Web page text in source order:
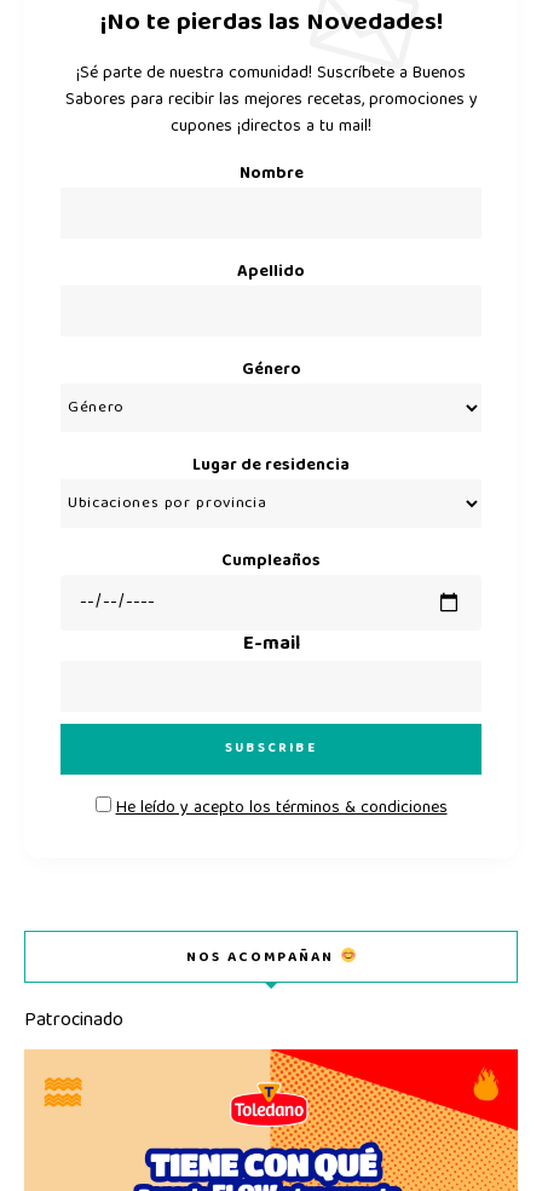
¡No te pierdas las Novedades!
¡Sé parte de nuestra comunidad! Suscríbete a Buenos
Sabores para recibir las mejores recetas, promociones y
cupones ¡directos a tu mail!
Nombre
Apellido
Género
Lugar de residencia
Cumpleaños
E-mail
He leído y acepto los términos & condiciones
NOS ACOMPAÑAN
Patrocinado